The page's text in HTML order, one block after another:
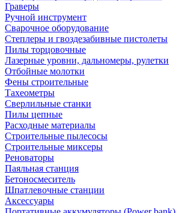
Граверы
Ручной инструмент
Сварочное оборудование
Степлеры и гвоздезабивные пистолеты
Пилы торцовочные
Лазерные уровни, дальномеры, рулетки
Отбойные молотки
Фены строительные
Тахеометры
Сверлильные станки
Пилы цепные
Расходные материалы
Строительные пылесосы
Строительные миксеры
Реноваторы
Паяльная станция
Бетоносмеситель
Шпатлевочные станции
Аксессуары